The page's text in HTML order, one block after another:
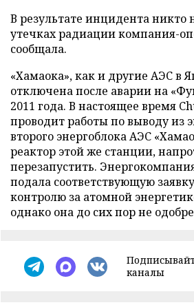
В результате инцидента никто
утечках радиации компания-
сообщала.
«Хамаока», как и другие АЭС в
отключена после аварии на
2011 года. В настоящее время
проводит работы по выводу из
второго энергоблока АЭС
реактор этой же станции,
перезапустить.
подала соответствующую
контролю за атомной
однако она до сих пор не
каналы